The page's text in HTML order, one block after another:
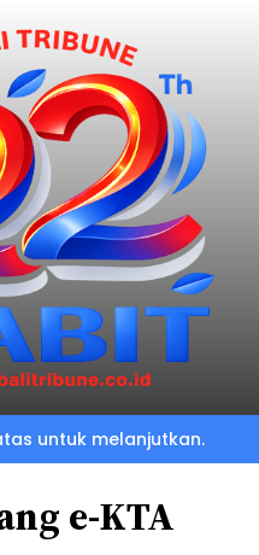
untuk melanjutkan.
e-KTA